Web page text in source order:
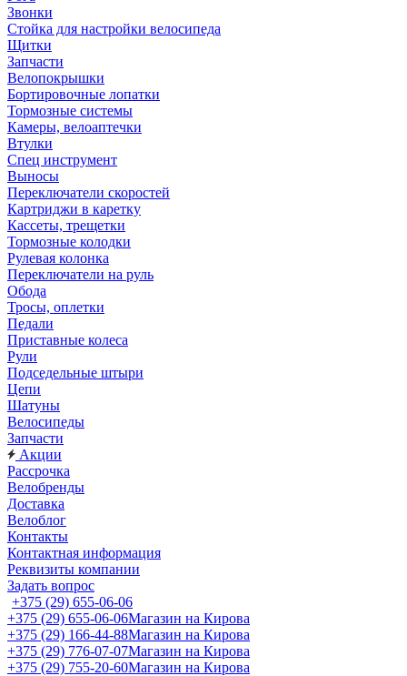
Звонки
Стойка для настройки велосипеда
Щитки
Запчасти
Велопокрышки
Бортировочные лопатки
Тормозные системы
Камеры, велоаптечки
Втулки
Спец инструмент
Выносы
Переключатели скоростей
Картриджи в каретку
Кассеты, трещетки
Тормозные колодки
Рулевая колонка
Переключатели на руль
Обода
Тросы, оплетки
Педали
Приставные колеса
Рули
Подседельные штыри
Цепи
Шатуны
Велосипеды
Запчасти
Акции
Рассрочка
Велобренды
Доставка
Велоблог
Контакты
Контактная информация
Реквизиты компании
Задать вопрос
+375 (29) 655-06-06
+375 (29) 655-06-06Магазин на Кирова
+375 (29) 166-44-88Магазин на Кирова
+375 (29) 776-07-07Магазин на Кирова
+375 (29) 755-20-60Магазин на Кирова